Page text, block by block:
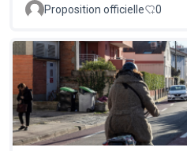
Proposition officielle 0